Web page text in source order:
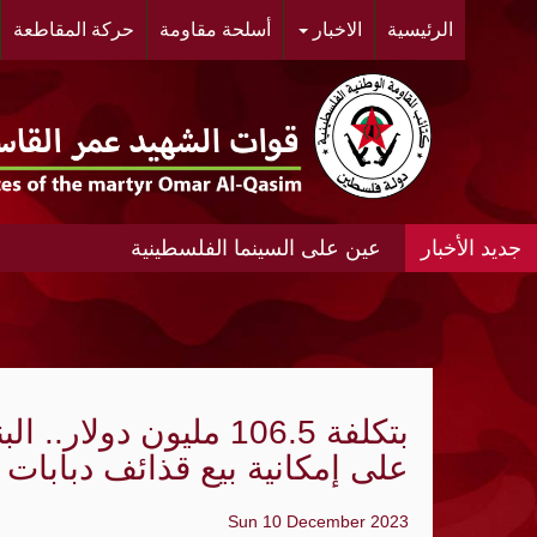
الرئيسية الاخبار أسلحة مقاومة حركة المقاطعة
عين على السينما الفلسطينية
عين على السينما الفلسطينية الانتفاضة
#مخيم خان الشيح #النسائية
"أشد" ومنظمة الجيل الجديد "مجد" ينظمان
«الديمقراطية»: عدوان الإحتلال
بتكلفة 106.5 مليون
على إمكانية بيع قذائف دبابات
Sun 10 December 2023